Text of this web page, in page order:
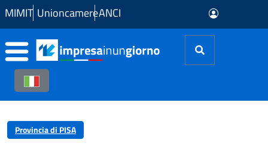
Skip to Main Content
MIMIT UnioncamereANCI
Provincia di PISA